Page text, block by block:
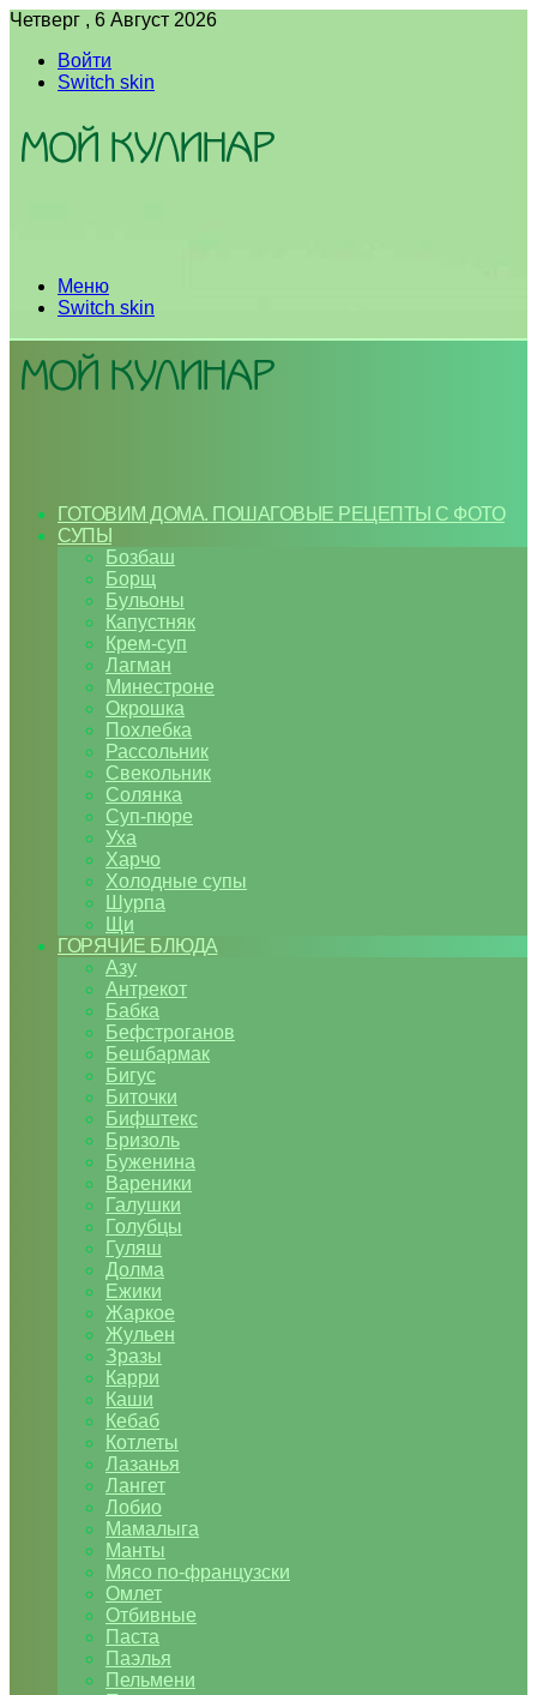
Четверг , 6 Август 2026
Войти
Switch skin
Меню
Switch skin
ГОТОВИМ ДОМА. ПОШАГОВЫЕ РЕЦЕПТЫ С ФОТО
СУПЫ
Бозбаш
Борщ
Бульоны
Капустняк
Крем-суп
Лагман
Минестроне
Окрошка
Похлебка
Рассольник
Свекольник
Солянка
Суп-пюре
Уха
Харчо
Холодные супы
Шурпа
Щи
ГОРЯЧИЕ БЛЮДА
Азу
Антрекот
Бабка
Бефстроганов
Бешбармак
Бигус
Биточки
Бифштекс
Бризоль
Буженина
Вареники
Галушки
Голубцы
Гуляш
Долма
Ежики
Жаркое
Жульен
Зразы
Карри
Каши
Кебаб
Котлеты
Лазанья
Лангет
Лобио
Мамалыга
Манты
Мясо по-французски
Омлет
Отбивные
Паста
Паэлья
Пельмени